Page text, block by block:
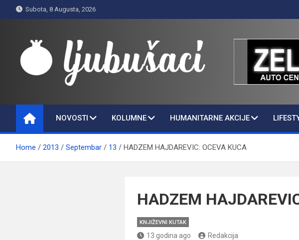
to
Subota, 8 Augusta, 2026
Ljubušaci
NOVOSTI KOLUMNE HUMANITARNE AKCIJE
Home 2013 Septembar 13 HADZEM HAJDAREVIC: OCEVA KUCA
HADZEM
KNJIŽEVNI KUTAK
13 godina ago Redakcija